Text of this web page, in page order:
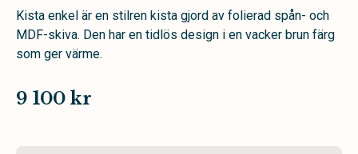
Kista enkel är en stilren kista gjord av folierad spån- och
MDF-skiva. Den har en tidlös design i en vacker brun färg
som ger värme.
9 100 kr